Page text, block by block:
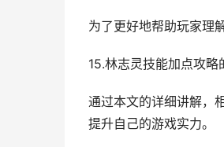
为了更好地帮助玩家理
15.林志灵技能加点攻略
通过本文的详细讲解，
提升自己的游戏实力。